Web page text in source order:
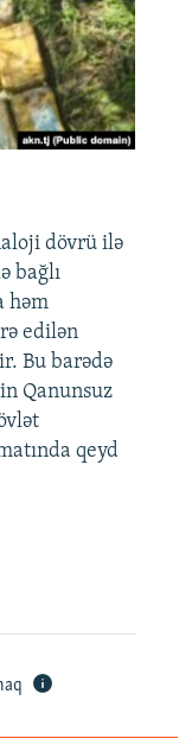
dövrü ilə
bağlı
həm
edilən
Bu barədə
Qanunsuz
qeyd